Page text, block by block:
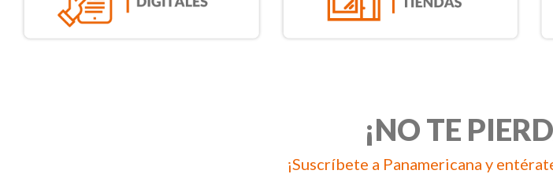
¡NO TE
¡Suscríbete a Panamericana y